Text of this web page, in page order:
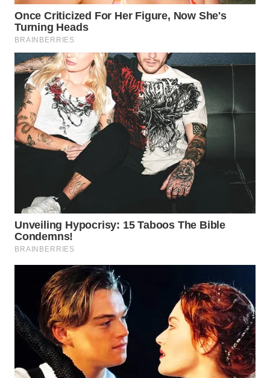
WN
SUKABUMI
WN
PURWAKARTA
WN
PRIANGAN
TIMUR
SEMARANG
WN
SOLO
BOROBUDUR
WN
MADURA
WN
SURABAYA